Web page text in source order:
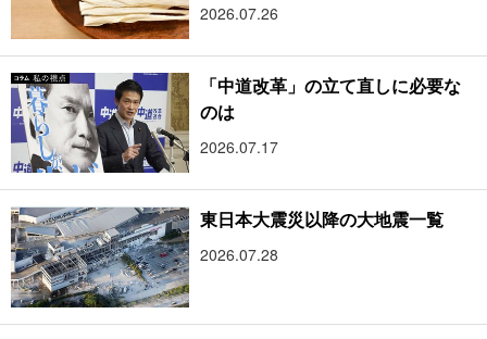
2026.07.26
「中道改革」の立て直しに必要な
のは
2026.07.17
東日本大震災以降の大地震一覧
2026.07.28